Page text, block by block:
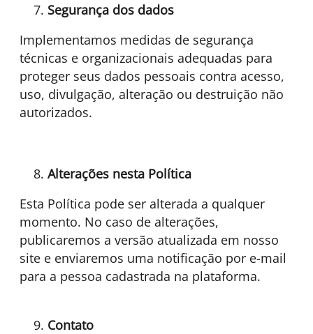
Segurança dos dados
Implementamos medidas de segurança
técnicas e organizacionais adequadas para
proteger seus dados pessoais contra acesso,
uso, divulgação, alteração ou destruição não
autorizados.
Alterações nesta Política
Esta Política pode ser alterada a qualquer
momento. No caso de alterações,
publicaremos a versão atualizada em nosso
site e enviaremos uma notificação por e-mail
para a pessoa cadastrada na plataforma.
Contato